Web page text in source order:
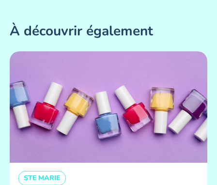
À découvrir également
STE MARIE